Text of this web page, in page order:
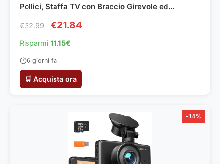
Pollici, Staffa TV con Braccio Girevole ed
Resistente 45 kg - PGMFK6
€32.99 €21.84
Risparmi 11.15€
6 giorni fa
🛒 Acquista ora
-14%